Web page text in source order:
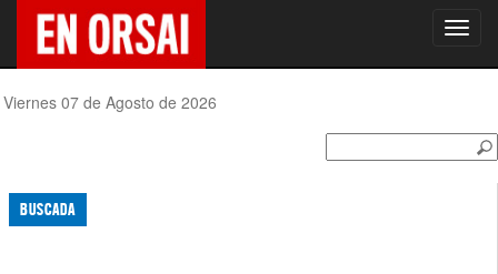
Viernes 07 de Agosto de 2026
BUSCADA